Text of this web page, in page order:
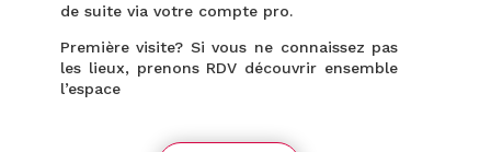
de suite via votre compte pro.
Première visite? Si vous ne connaissez pas
les lieux, prenons RDV découvrir ensemble
l’espace